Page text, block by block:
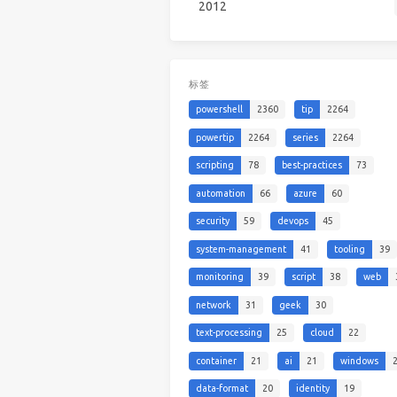
2012
标签
powershell 2360 tip 2264
powertip 2264 series 2264
scripting 78 best-practices 73
automation 66 azure 60
security 59 devops 45
system-management 41 tooling 39
monitoring 39 script 38 web
network 31 geek 30
text-processing 25 cloud 22
container 21 ai 21 windows
data-format 20 identity 19